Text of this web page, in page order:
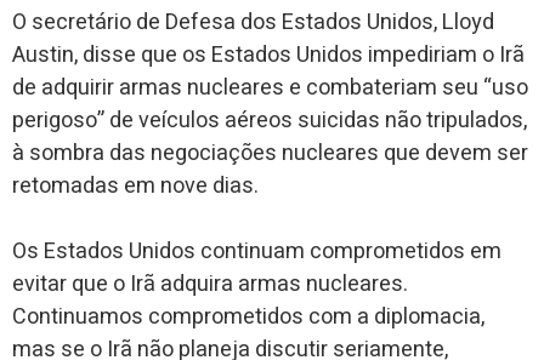
O secretário de Defesa dos Estados Unidos, Lloyd
Austin, disse que os Estados Unidos impediriam o Irã
de adquirir armas nucleares e combateriam seu “uso
perigoso” de veículos aéreos suicidas não tripulados,
à sombra das negociações nucleares que devem ser
retomadas em nove dias.
Os Estados Unidos continuam comprometidos em
evitar que o Irã adquira armas nucleares.
Continuamos comprometidos com a diplomacia,
mas se o Irã não planeja discutir seriamente,